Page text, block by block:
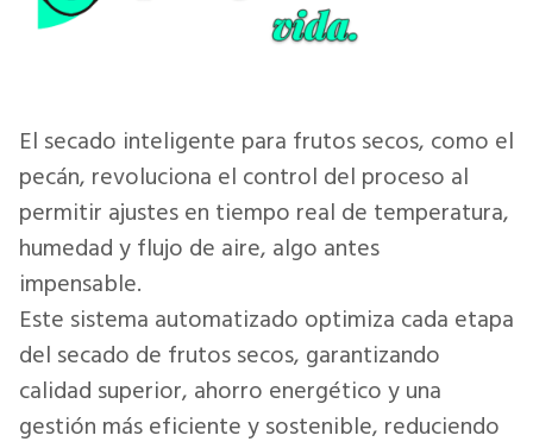
El secado inteligente para frutos secos, como el
pecán, revoluciona el control del proceso al
permitir ajustes en tiempo real de temperatura,
humedad y flujo de aire, algo antes
impensable.
Este sistema automatizado optimiza cada etapa
del secado de frutos secos, garantizando
calidad superior, ahorro energético y una
gestión más eficiente y sostenible, reduciendo